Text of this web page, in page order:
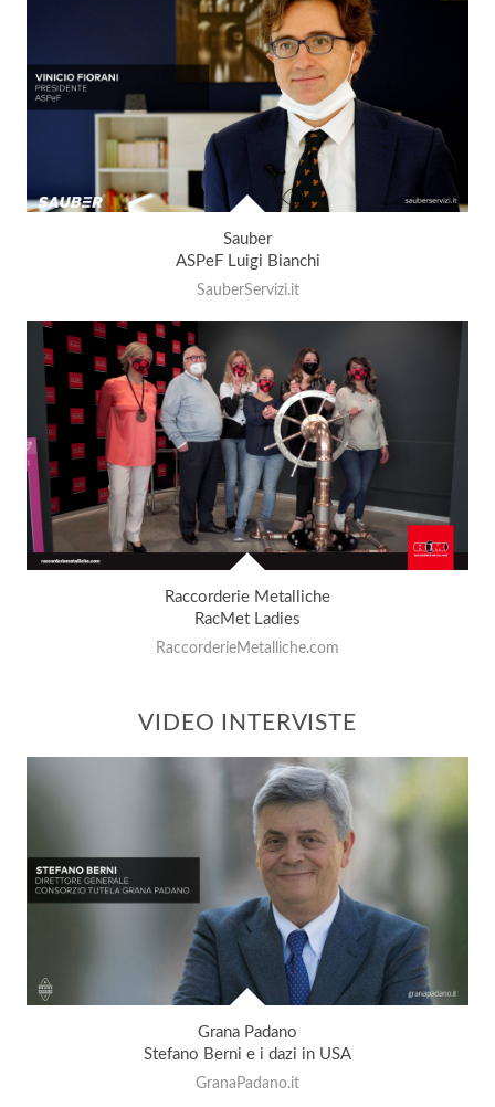
Sauber
ASPeF Luigi Bianchi
SauberServizi.it
Raccorderie Metalliche
RacMet Ladies
RaccorderieMetalliche.com
VIDEO INTERVISTE
Grana Padano
Stefano Berni e i dazi in USA
GranaPadano.it